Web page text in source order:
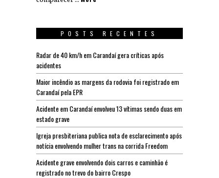
POSTS RECENTES
Radar de 40 km/h em Carandaí gera críticas após
acidentes
Maior incêndio as margens da rodovia foi registrado em
Carandaí pela EPR
Acidente em Carandaí envolveu 13 vítimas sendo duas em
estado grave
Igreja presbiteriana publica nota de esclarecimento após
notícia envolvendo mulher trans na corrida Freedom
Acidente grave envolvendo dois carros e caminhão é
registrado no trevo do bairro Crespo